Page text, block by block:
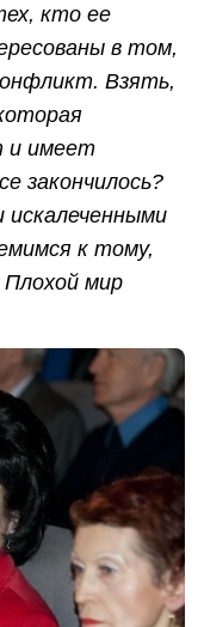
кто ее
в том,
Взять,
и имеет
закончилось?
к тому,
мир